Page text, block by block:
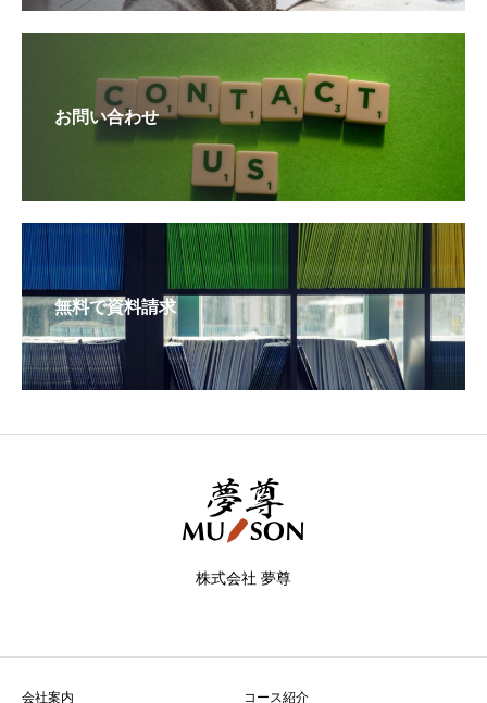
お問い合わせ
無料で資料請求
株式会社 夢尊
会社案内 コース紹介